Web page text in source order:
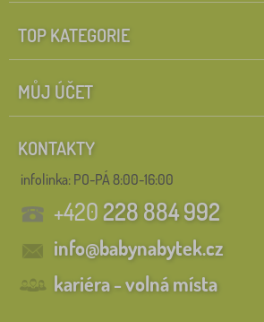
TOP KATEGORIE
MŮJ ÚČET
KONTAKTY
infolinka: PO-PÁ 8:00-16:00
+420228 884 992
info@babynabytek.cz
kariéra - volná místa